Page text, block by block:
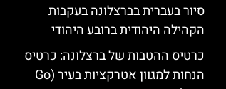
סיור בעברית בברצלונה בעקבות
הקהילה היהודית ברובע היהודי
כרטיס ההטבות של ברצלונה: כרטיס
הנחות למגוון אטרקציות בעיר (Go